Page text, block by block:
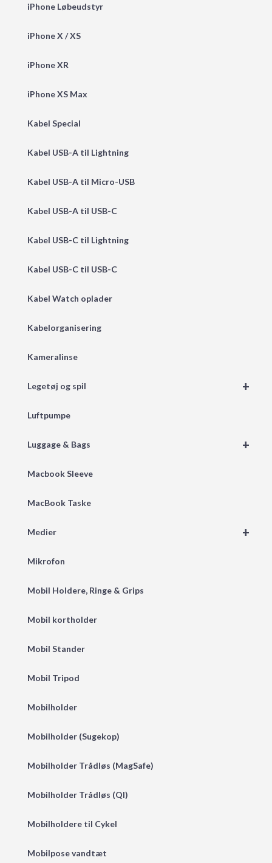
iPhone Løbeudstyr
iPhone X / XS
iPhone XR
iPhone XS Max
Kabel Special
Kabel USB-A til Lightning
Kabel USB-A til Micro-USB
Kabel USB-A til USB-C
Kabel USB-C til Lightning
Kabel USB-C til USB-C
Kabel Watch oplader
Kabelorganisering
Kameralinse
+
Legetøj og spil
Luftpumpe
+
Luggage & Bags
Macbook Sleeve
MacBook Taske
+
Medier
Mikrofon
Mobil Holdere, Ringe & Grips
Mobil kortholder
Mobil Stander
Mobil Tripod
Mobilholder
Mobilholder (Sugekop)
Mobilholder Trådløs (MagSafe)
Mobilholder Trådløs (QI)
Mobilholdere til Cykel
Mobilpose vandtæt